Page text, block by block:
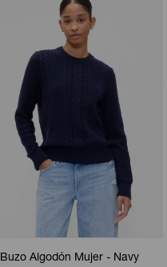
Buzo Algodón Mujer - Navy